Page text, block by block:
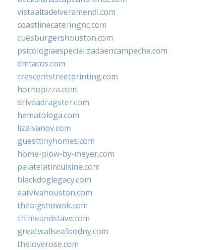
vistaaltadelveramendi.com
coastlinecateringnc.com
cuesburgershouston.com
psicologiaespecializadaencampeche.com
dmtacos.com
crescentstreetprinting.com
hornopizza.com
driveadragster.com
hematologa.com
lizaivanov.com
guesttinyhomes.com
home-plow-by-meyer.com
palatelatincuisine.com
blackdoglegacy.com
eatvivahouston.com
thebigshowok.com
chimeandstave.com
greatwallseafoodny.com
theloverose.com